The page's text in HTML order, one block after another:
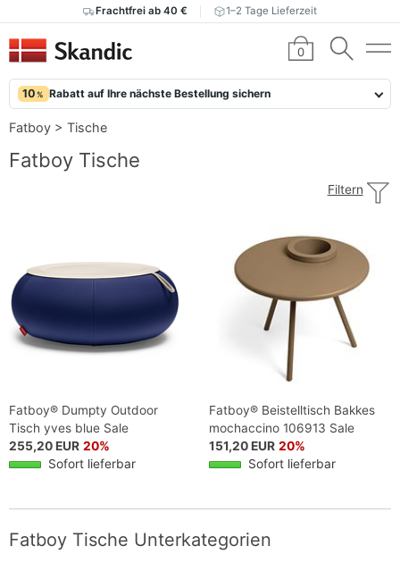
Frachtfrei ab 40 € 1–2 Tage Lieferzeit
0
10 % Rabatt auf Ihre nächste Bestellung sichern
Fatboy > Tische
Fatboy Tische
Filtern
Fatboy® Dumpty Outdoor
Tisch yves blue Sale
255,20 EUR 20%
Sofort lieferbar
Fatboy® Beistelltisch Bakkes
mochaccino 106913 Sale
151,20 EUR 20%
Sofort lieferbar
Fatboy Tische Unterkategorien